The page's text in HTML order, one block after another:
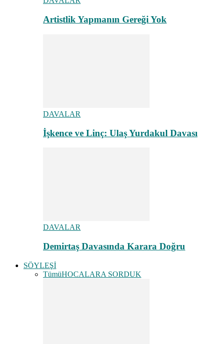
Artistlik Yapmanın Gereği Yok
DAVALAR
İşkence ve Linç: Ulaş Yurdakul Davası
DAVALAR
Demirtaş Davasında Karara Doğru
SÖYLEŞİ
TümüHOCALARA SORDUK